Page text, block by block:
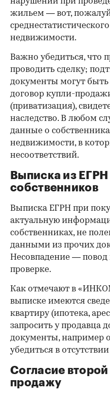
жильем — вот,
недвижимости.
Важно убедиться, что
проводить сделку;
документы могут
договор купли-
(приватизация),
наследство. В любом
данные о
недвижимости, в
несоответствий.
Выписка из
собственников
Выписка ЕГРН при
актуальную
собственниках, не
данными из прочих
Несовпадение — повод
проверке.
Как отмечают в
выписке имеются
квартиру (ипотека,
запросить у продавца
документы, например
убедиться в
Согласие
продажу